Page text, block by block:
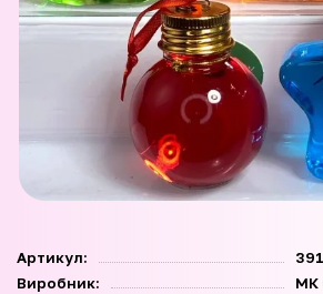
Артикул:
Виробник:
МК